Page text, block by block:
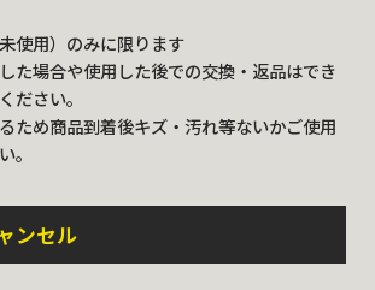
使用）のみに限ります
た場合や使用した後での交換・返品はでき
ださい。
ため商品到着後キズ・汚れ等ないかご使用
。
ンセル